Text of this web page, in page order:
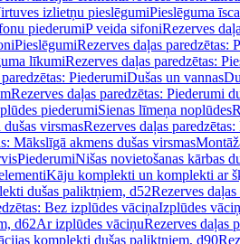
izlietņu pieslēgumiPieslēguma
piederumiP veida sifoniRezerves
PieslēgumiRezerves daļas paredzētas:
līkumiRezerves daļas paredzētas:
PiederumiDušas un vannas
Rezerves daļas paredzētas: Piederumi
piederumiSienas līmeņa noplūdes
virsmasRezerves daļas
Mākslīgā akmens dušas virsmas
PiederumiNišas novietošanas kārbas
Kāju komplekti un komplekti ar
dušas paliktņiem, d52Rezerves
Bez izplūdes vāciņaIzplūdes
d62Ar izplūdes vāciņuRezerves daļas
komplekti dušas paliktņiem, d90